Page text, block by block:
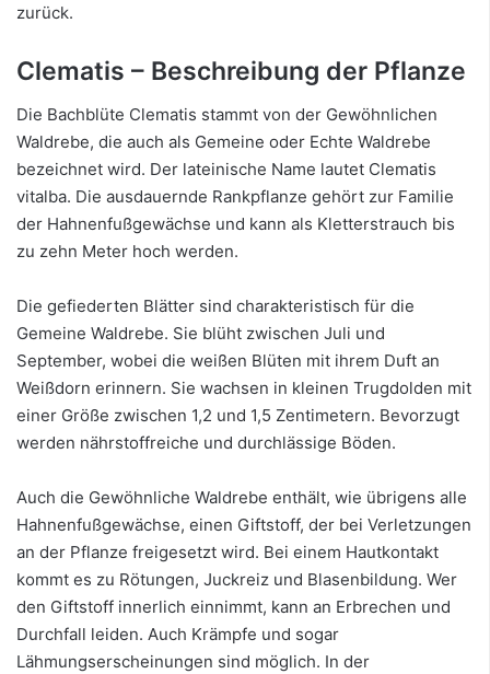
zurück.
Clematis – Beschreibung der Pflanze
Die Bachblüte Clematis stammt von der Gewöhnlichen
Waldrebe, die auch als Gemeine oder Echte Waldrebe
bezeichnet wird. Der lateinische Name lautet Clematis
vitalba. Die ausdauernde Rankpflanze gehört zur Familie
der Hahnenfußgewächse und kann als Kletterstrauch bis
zu zehn Meter hoch werden.
Die gefiederten Blätter sind charakteristisch für die
Gemeine Waldrebe. Sie blüht zwischen Juli und
September, wobei die weißen Blüten mit ihrem Duft an
Weißdorn erinnern. Sie wachsen in kleinen Trugdolden mit
einer Größe zwischen 1,2 und 1,5 Zentimetern. Bevorzugt
werden nährstoffreiche und durchlässige Böden.
Auch die Gewöhnliche Waldrebe enthält, wie übrigens alle
Hahnenfußgewächse, einen Giftstoff, der bei Verletzungen
an der Pflanze freigesetzt wird. Bei einem Hautkontakt
kommt es zu Rötungen, Juckreiz und Blasenbildung. Wer
den Giftstoff innerlich einnimmt, kann an Erbrechen und
Durchfall leiden. Auch Krämpfe und sogar
Lähmungserscheinungen sind möglich. In der